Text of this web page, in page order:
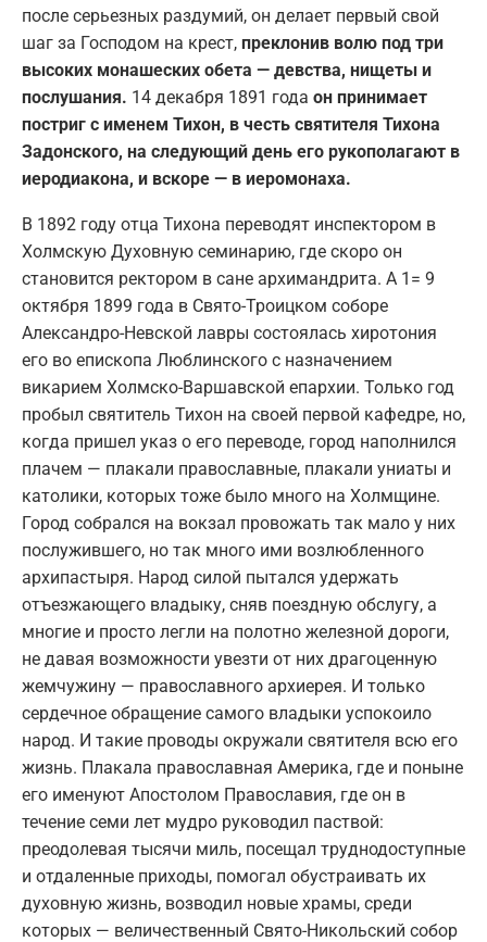
после серьезных раздумий, он делает первый свой
шаг за Господом на крест, преклонив волю под три
высоких монашеских обета — девства, нищеты и
послушания. 14 декабря 1891 года он принимает
постриг с именем Тихон, в честь святителя Тихона
Задонского, на следующий день его рукополагают в
иеродиакона, и вскоре — в иеромонаха.
В 1892 году отца Тихона переводят инспектором в
Холмскую Духовную семинарию, где скоро он
становится ректором в сане архимандрита. А 1= 9
октября 1899 года в Свято-Троицком соборе
Александро-Невской лавры состоялась хиротония
его во епископа Люблинского с назначением
викарием Холмско-Варшавской епархии. Только год
пробыл святитель Тихон на своей первой кафедре, но,
когда пришел указ о его переводе, город наполнился
плачем — плакали православные, плакали униаты и
католики, которых тоже было много на Холмщине.
Город собрался на вокзал провожать так мало у них
послужившего, но так много ими возлюбленного
архипастыря. Народ силой пытался удержать
отъезжающего владыку, сняв поездную обслугу, а
многие и просто легли на полотно железной дороги,
не давая возможности увезти от них драгоценную
жемчужину — православного архиерея. И только
сердечное обращение самого владыки успокоило
народ. И такие проводы окружали святителя всю его
жизнь. Плакала православная Америка, где и поныне
его именуют Апостолом Православия, где он в
течение семи лет мудро руководил паствой:
преодолевая тысячи миль, посещал труднодоступные
и отдаленные приходы, помогал обустраивать их
духовную жизнь, возводил новые храмы, среди
которых — величественный Свято-Никольский собор